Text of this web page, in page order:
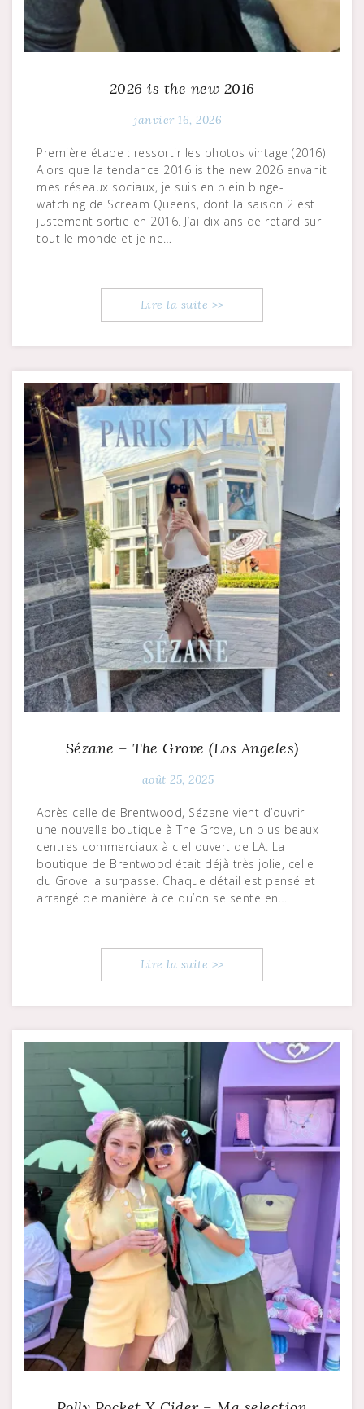
2026 is the new 2016
janvier 16, 2026
Première étape : ressortir les photos vintage (2016)
Alors que la tendance 2016 is the new 2026 envahit
mes réseaux sociaux, je suis en plein binge-
watching de Scream Queens, dont la saison 2 est
justement sortie en 2016. J’ai dix ans de retard sur
tout le monde et je ne…
Lire la suite >>
Sézane – The Grove (Los Angeles)
août 25, 2025
Après celle de Brentwood, Sézane vient d’ouvrir
une nouvelle boutique à The Grove, un plus beaux
centres commerciaux à ciel ouvert de LA. La
boutique de Brentwood était déjà très jolie, celle
du Grove la surpasse. Chaque détail est pensé et
arrangé de manière à ce qu’on se sente en…
Lire la suite >>